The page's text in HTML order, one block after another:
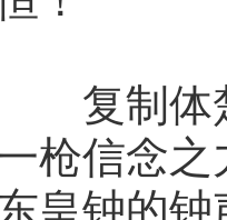
复制体楚
枪信念
皇钟的